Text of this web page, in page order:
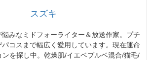
スズキ
みなミドフォーライター＆放送作家。プチ
コスまで幅広く愛用しています。現在運命
ンを探し中。乾燥肌/イエベブルベ混合/猫毛/